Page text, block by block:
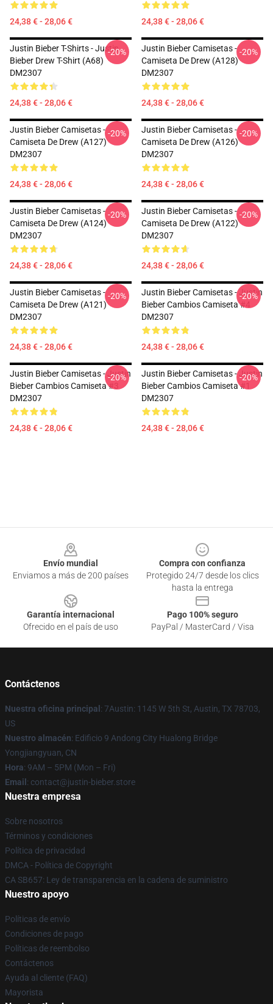
24,38 € - 28,06 € 24,38 € - 28,06 €
Justin Bieber T-Shirts - Justin
Bieber Drew T-Shirt (A68)
DM2307
24,38 € - 28,06 €
-20%
Justin Bieber Camisetas -
Camiseta De Drew (A128)
DM2307
24,38 € - 28,06 €
-20%
Justin Bieber Camisetas -
Camiseta De Drew (A127)
DM2307
24,38 € - 28,06 €
-20%
Justin Bieber Camisetas -
Camiseta De Drew (A126)
DM2307
24,38 € - 28,06 €
-20%
Justin Bieber Camisetas -
Camiseta De Drew (A124)
DM2307
24,38 € - 28,06 €
-20%
Justin Bieber Camisetas -
Camiseta De Drew (A122)
DM2307
24,38 € - 28,06 €
-20%
Justin Bieber Camisetas -
Camiseta De Drew (A121)
DM2307
24,38 € - 28,06 €
-20%
Justin Bieber Camisetas - Justin
Bieber Cambios Camiseta #4
DM2307
24,38 € - 28,06 €
-20%
Justin Bieber Camisetas - Justin
Bieber Cambios Camiseta #3
DM2307
24,38 € - 28,06 €
-20%
Justin Bieber Camisetas - Justin
Bieber Cambios Camiseta #1
DM2307
24,38 € - 28,06 €
-20%
Envío mundial
Enviamos a más de 200 países
Compra con confianza
Protegido 24/7 desde los clics
hasta la entrega
Garantía internacional
Ofrecido en el país de uso
Pago 100% seguro
PayPal / MasterCard / Visa
Contáctenos
Nuestra oficina principal : 7Austin: 1145 W 5th St, Austin, TX 78703,
US
Nuestro almacén: Edificio 9 Andong City Hualong Bridge
Yongjiangyuan, CN
Hora: 9AM – 5PM (Mon – Fri)
Email : contact@justin-bieber.store
Nuestra empresa
Sobre nosotros
Términos y condiciones
Política de privacidad
DMCA - Política de Copyright
CA SB657: Ley de transparencia en la cadena de suministro
Nuestro apoyo
Políticas de envío
Condiciones de pago
Políticas de reembolso
Contáctenos
Ayuda al cliente (FAQ)
Mayorista